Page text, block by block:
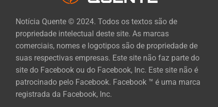
Notícia Quente © 2024. Todos os textos são de
propriedade intelectual deste site. As marcas
comerciais, nomes e logotipos são de propriedade de
suas respectivas empresas. Este site não faz parte do
site do Facebook ou do Facebook, Inc. Este site não é
patrocinado pelo Facebook. Facebook ™ é uma marca
registrada da Facebook, Inc.